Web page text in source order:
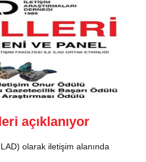
açıklanıyor
olarak iletişim alanında